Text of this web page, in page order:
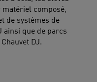
composé,
de systèmes de
ainsi que de parcs
DJ.